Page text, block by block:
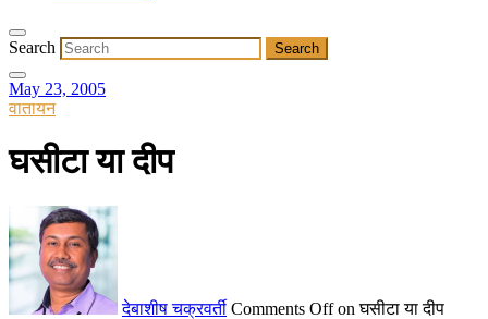
Search
May 23, 2005
वातायन
घसीटा या दीप
देबाशीष चक्रवर्ती Comments Offon घसीटा या दीप